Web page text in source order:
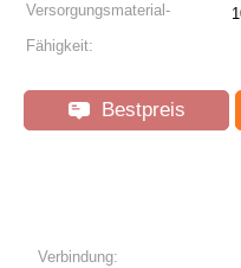
Versorgungsmaterial-
Fähigkeit:
Bestpreis
Verbindung: